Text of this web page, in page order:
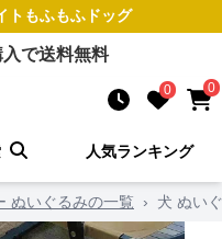
ト もふもふドッグ
で送料無料
0 0
人気ランキング
ぬいぐるみの一覧 › 犬 ぬい